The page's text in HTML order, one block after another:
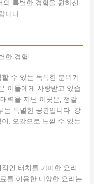
의 특별한 경험을 원하신
니다.
한 경험!
수 있는 독특한 분위기
이들에게 사랑받고 있습
력을 지닌 이곳은, 정갈
는 특별한 공간입니다. 강
, 오감으로 느낄 수 있는
인 터치를 가미한 요리
를 이용한 다양한 요리는